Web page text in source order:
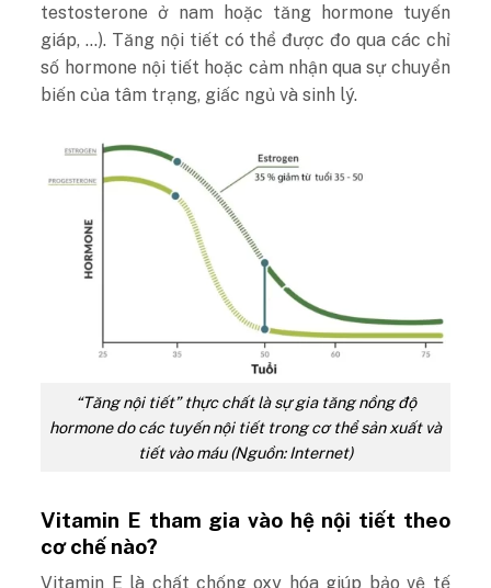
testosterone ở nam hoặc tăng hormone tuyến
giáp, …). Tăng nội tiết có thể được đo qua các chỉ
số hormone nội tiết hoặc cảm nhận qua sự chuyển
biến của tâm trạng, giấc ngủ và sinh lý.
“Tăng nội tiết” thực chất là sự gia tăng nồng độ
hormone do các tuyến nội tiết trong cơ thể sản xuất và
tiết vào máu (Nguồn: Internet)
Vitamin E tham gia vào hệ nội tiết theo
cơ chế nào?
Vitamin E là chất chống oxy hóa giúp bảo vệ tế